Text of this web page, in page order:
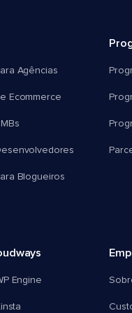
Agências
Ecommerce
Blogueiros
Engine